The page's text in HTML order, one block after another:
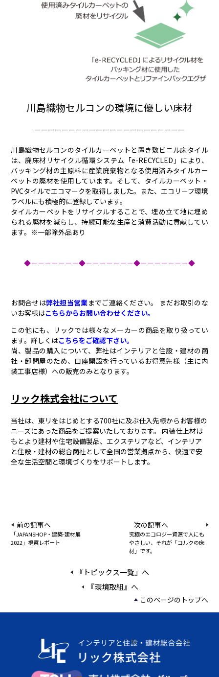
川島織物セルコンの環境に優しい床材
ーーーーーーーーーーーーーーーーーーーーーー
川島織物セルコンのタイルカーペットと置き敷ビニル床タイル
は、廃床材リサイクル循環システム「e-RECYCLED」により、
バッキング材の主原料に産業廃棄物となる使用済みタイルカー
ペットの廃材を使用しています。そして、タイルカーペット・
PVCタイルでエコマークを取得しました。また、エコリーフ環境
ラベルにも積極的に登録しています。
タイルカーペットをリサイクルすることで、埋め立て地に埋め
られる廃材を減らし、持続可能な生産と消費活動に貢献してい
ます。※一部除外品あり
◆－－－－－－－◆－－－－－－－◆－－－－－－－◆
お問合せは弊社担当営業までご連絡ください。 まだお取引のな
いお客様はこちらからお問い合わせください。
この他にも、リックでは様々なメーカーの商品を取り扱ってい
ます。詳しくはこちらをご確認下さい。
尚、製品の購入について、弊社はインテリアと住設・建材の商
社・卸問屋のため、口座開設を行っているお得意先様（主に内
装工事店様）への販売のみとなります。
リック株式会社について
当社は、東リをはじめとする700社に及ぶ仕入先様からお客様の
ニーズにあった商品をご提案いたしております。 内装仕上材は
もとより建材や住宅設備製品、エクステリアなど、インテリア
と住設・建材の総合商社として全国の営業拠点から、快適で安
全な生活空間と環境づくりをサポートします。
前の記事へ
「JAPANSHOP・建築-建材展
2022」視察レポート
次の記事へ
究極のエコロジー資源で人にも
やさしい、それが「コルクの床
材」です。
『トピックス一覧』へ
『環境取組』へ
このページのトップへ